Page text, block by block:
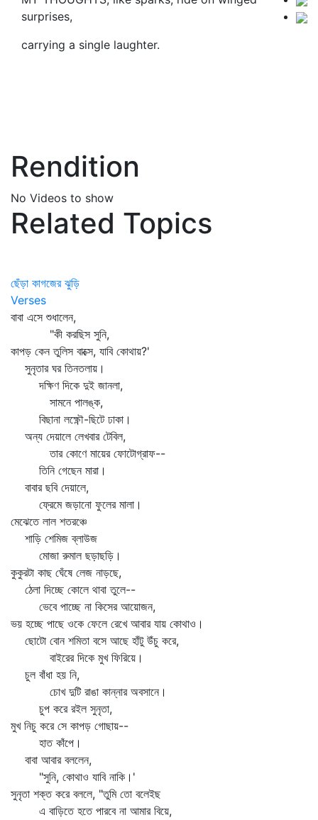
surprises,
carrying a single laughter.
Rendition
No Videos to show
Related Topics
ছেঁড়া কাগজের ঝুড়ি
Verses
বাবা এসে শুধালেন,
"কী করছিস সুনি,
কাপড় কেন তুলিস বাক্সে, যাবি কোথায়?'
সুনৃতার ঘর তিনতলায়।
দক্ষিণ দিকে দুই জানলা,
সামনে পালঙ্ক,
বিছানা লক্ষ্ণৌ-ছিটে ঢাকা।
অন্য দেয়ালে লেখবার টেবিল,
তার কোণে মায়ের ফোটোগ্রাফ--
তিনি গেছেন মারা।
বাবার ছবি দেয়ালে,
ফ্রেমে জড়ানো ফুলের মালা।
মেঝেতে লাল শতরঞ্চে
শাড়ি শেমিজ ব্লাউজ
মোজা রুমাল ছড়াছড়ি।
কুকুরটা কাছ ঘেঁষে লেজ নাড়ছে,
ঠেলা দিচ্ছে কোলে থাবা তুলে--
ভেবে পাচ্ছে না কিসের আয়োজন,
ভয় হচ্ছে পাছে ওকে ফেলে রেখে আবার যায় কোথাও।
ছোটো বোন শমিতা বসে আছে হাঁটু উঁচু করে,
বাইরের দিকে মুখ ফিরিয়ে।
চুল বাঁধা হয় নি,
চোখ দুটি রাঙা কান্নার অবসানে।
চুপ করে রইল সুনৃতা,
মুখ নিচু করে সে কাপড় গোছায়--
হাত কাঁপে।
বাবা আবার বললেন,
"সুনি, কোথাও যাবি নাকি।'
সুনৃতা শক্ত করে বললে, "তুমি তো বলেইছ
এ বাড়িতে হতে পারবে না আমার বিয়ে,